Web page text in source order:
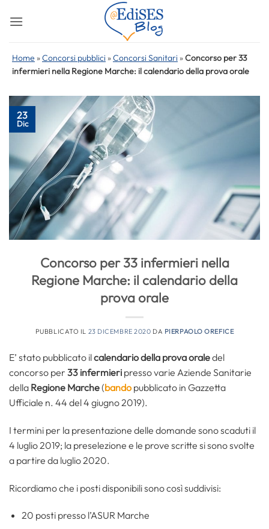
Home »Concorsi pubblici »Concorsi Sanitari »Concorso per 33
infermieri nella Regione Marche: il calendario della prova orale
23
Dic
Concorso per 33 infermieri nella
Regione Marche: il calendario della
prova orale
PUBBLICATO IL 23 DICEMBRE 2020 DA PIERPAOLO OREFICE
E’ stato pubblicato ilcalendario della prova oraledel
concorso per 33 infermieri presso varie Aziende Sanitarie
della Regione Marche(bando pubblicato in Gazzetta
Ufficiale n. 44 del 4 giugno 2019).
I termini per la presentazione delle domande sono scaduti il
4 luglio 2019; la preselezione e le prove scritte si sono svolte
a partire da luglio 2020.
Ricordiamo che i posti disponibili sono così suddivisi:
20 posti presso l’ASUR Marche